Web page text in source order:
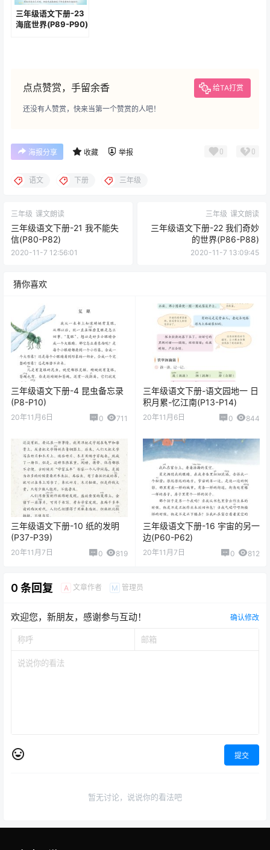
三年级语文下册-23
海底世界(P89-P90)
点点赞赏，手留余香 给TA打赏
还没有人赞赏，快来当第一个赞赏的人吧！
海报分享 收藏 举报 0 0
语文 下册 三年级
三年级 课文朗读
三年级语文下册-21 我不能失
信(P80-P82)
2020-11-7 12:56:01
三年级 课文朗读
三年级语文下册-22 我们奇妙
的世界(P86-P88)
2020-11-7 13:09:45
猜你喜欢
三年级语文下册-4 昆虫备忘录
(P8-P10)
20年11月6日 0 711
三年级语文下册-语文园地一 日
积月累-忆江南(P13-P14)
20年11月6日 0 844
三年级语文下册-10 纸的发明
(P37-P39)
20年11月7日 0 819
三年级语文下册-16 宇宙的另一
边(P60-P62)
20年11月7日 0 812
0 条回复 A 文章作者 M 管理员
欢迎您，新朋友，感谢参与互动！ 确认修改
提交
暂无讨论，说说你的看法吧